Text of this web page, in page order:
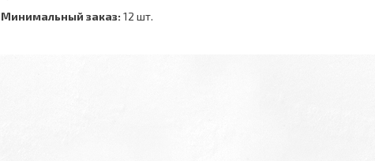
Минимальный заказ: 12 шт.